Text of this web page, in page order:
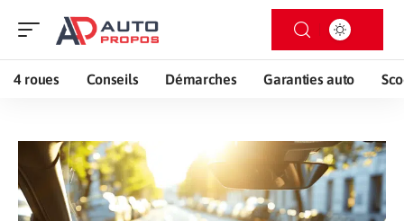
4 roues Conseils Démarches Garanties auto